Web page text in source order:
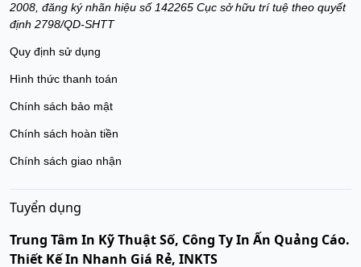
2008, đăng ký nhãn hiệu số 142265 Cục sở hữu trí tuệ theo quyết
định 2798/QD-SHTT
Quy định sử dụng
Hình thức thanh toán
Chính sách bảo mật
Chính sách hoàn tiền
Chính sách giao nhận
Tuyển dụng
Trung Tâm In Kỹ Thuật Số, Công Ty In Ấn Quảng Cáo.
Thiết Kế In Nhanh Giá Rẻ, INKTS